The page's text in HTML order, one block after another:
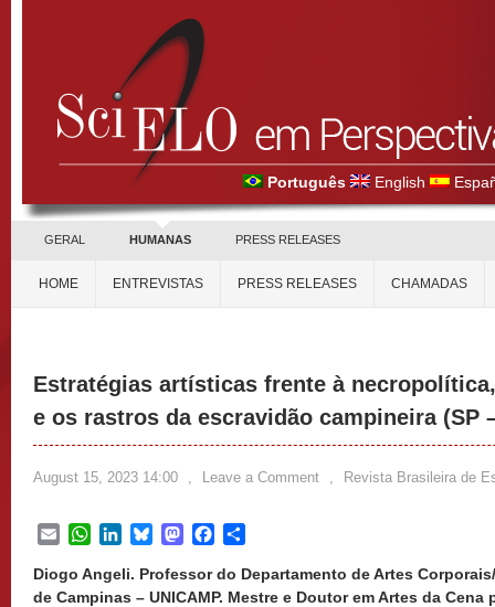
Português English
GERAL HUMANAS PRESS RELEASES
HOME ENTREVISTAS PRESS RELEASES CHAMADAS
Estratégias artísticas frente à
e os rastros da escravidão campineira (SP
August 15, 2023 14:00 , Leave a Comment , Revista Brasileira de
EmailWhatsApp
LinkedInBlueskyMastodonFacebook
Diogo Angeli. Professor do Departamento de Artes
de Campinas – UNICAMP. Mestre e Doutor em Artes da Cena